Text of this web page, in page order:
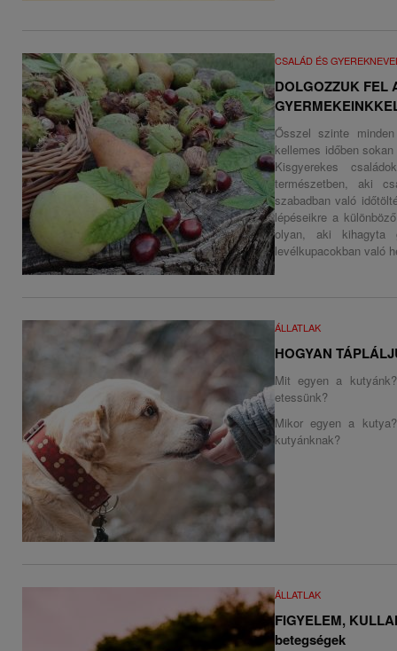
CSALÁD ÉS
DOLGOZZUK FEL
Ősszel szinte
kellemes időben
Kisgyerekes
természetben, aki
szabadban való
lépéseikre a
olyan, aki kihagyta
levélkupacokban való
ÁLLATLAK
HOGYAN
Mit egyen a
etessünk?
Mikor egyen a
kutyánknak?
ÁLLATLAK
FIGYELEM,
betegségek